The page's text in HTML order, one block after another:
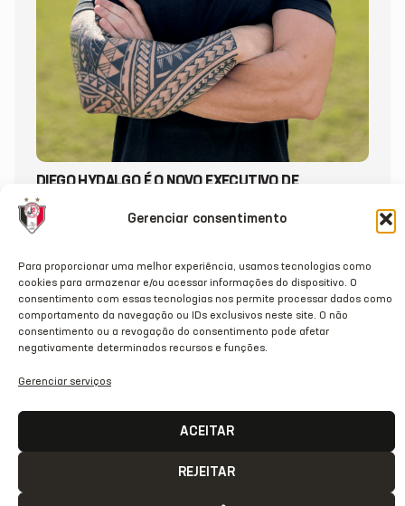
Gerenciar consentimento
Para proporcionar uma melhor experiência, usamos tecnologias como
cookies para armazenar e/ou acessar informações do dispositivo. O
consentimento com essas tecnologias nos permite processar dados como
comportamento da navegação ou IDs exclusivos neste site. O não
consentimento ou a revogação do consentimento pode afetar
negativamente determinados recursos e funções.
Gerenciar serviços
ACEITAR
REJEITAR
DIEGO HYDALGO É O NOVO EXECUTIVO DE
FUTEBOL DO JEC
20/07/2026